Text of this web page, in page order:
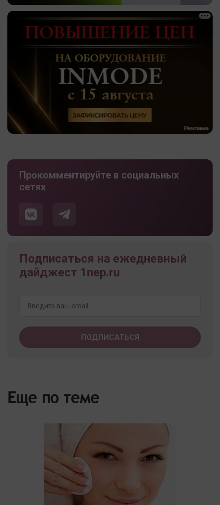
Прокомментируйте в социальных
сетях
Подписаться на ежедневный
дайджест 1nep.ru
Еще по теме